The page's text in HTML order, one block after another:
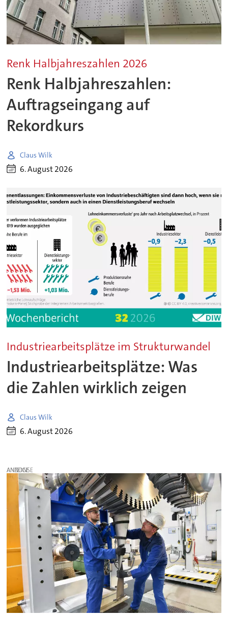
Renk Halbjahreszahlen 2026
Renk Halbjahreszahlen:
Auftragseingang auf
Rekordkurs
Claus Wilk
6. August 2026
Industriearbeitsplätze im Strukturwandel
Industriearbeitsplätze: Was
die Zahlen wirklich zeigen
Claus Wilk
6. August 2026
ANZEIGE